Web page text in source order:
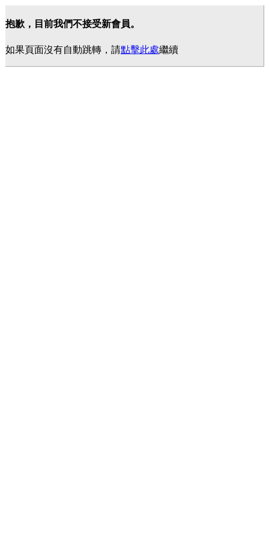
抱歉，目前我們不接受新會員。
如果頁面沒有自動跳轉，請點擊此處繼續